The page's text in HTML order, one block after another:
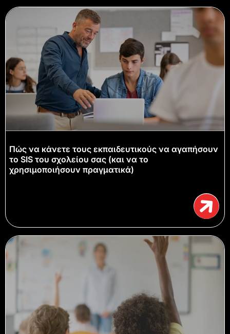
Πώς να κάνετε τους εκπαιδευτικούς να αγαπήσουν
το SIS του σχολείου σας (και να το
χρησιμοποιήσουν πραγματικά)